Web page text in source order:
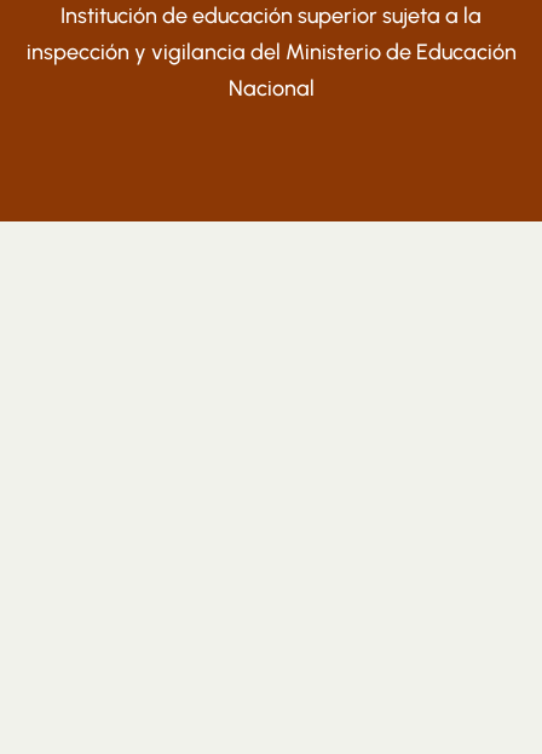
Institución de educación superior sujeta a la
inspección y vigilancia del Ministerio de Educación
Nacional